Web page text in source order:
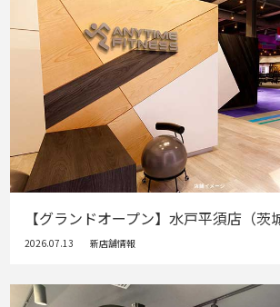
【グランドオープン】水戸平須店（茨
2026.07.13 新店舗情報